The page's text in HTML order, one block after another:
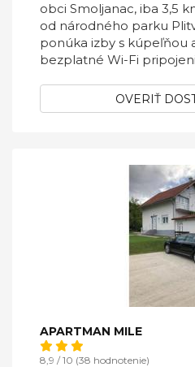
obci Smoljanac, iba 3,5
od národného parku
ponúka izby s kúpeľňou
bezplatné Wi-Fi
OVERIŤ
APARTMAN MILE
8,9 / 10 (38 hodnotenie)